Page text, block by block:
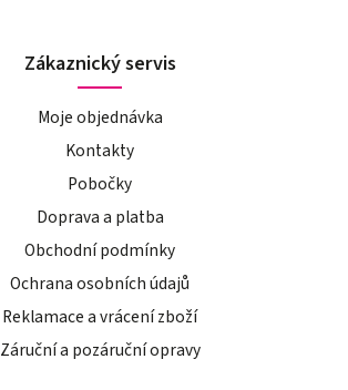
Zákaznický servis
Moje objednávka
Kontakty
Pobočky
Doprava a platba
Obchodní podmínky
Ochrana osobních údajů
Reklamace a vrácení zboží
Záruční a pozáruční opravy